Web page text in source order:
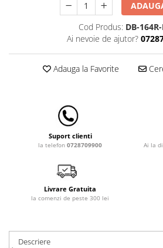
Lampi de veghe
Saltele de infasat
Cod Produs: DB-
Ai nevoie de ajutor?
Adauga la Favorite
Suport clienti
la telefon 0728709900 Ai la
Livrare Gratuita
la comenzi de peste 300 lei
Descriere